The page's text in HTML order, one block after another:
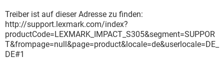
Treiber ist auf dieser Adresse zu finden:
http://support.lexmark.com/index?
productCode=LEXMARK_IMPACT_S305&segment=SUPPOR
T&frompage=null&page=product&locale=de&userlocale=DE_
DE#1